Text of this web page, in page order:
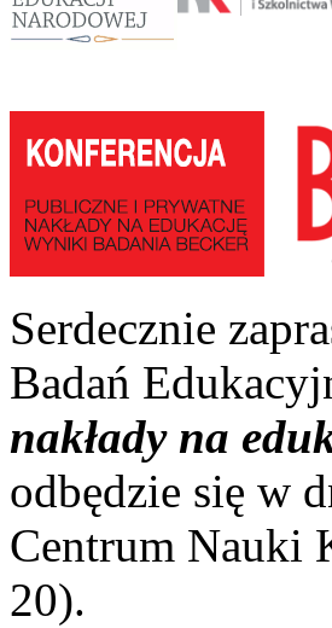
Serdecznie
Badań
nakłady na
odbędzie się w
Centrum Nauki
20).